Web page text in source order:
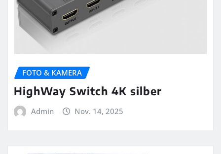
FOTO & KAMERA
HighWay Switch 4K silber
Admin Nov. 14, 2025